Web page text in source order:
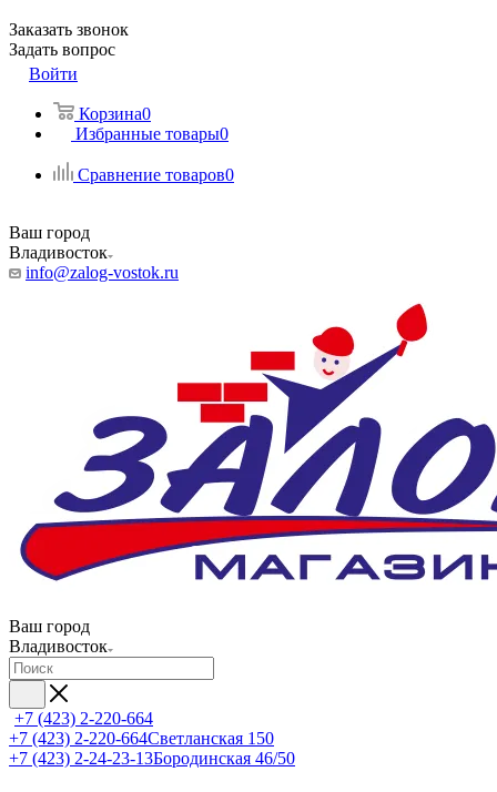
Заказать звонок
Задать вопрос
Войти
Корзина0
Избранные товары0
Сравнение товаров0
Ваш город
Владивосток
info@zalog-vostok.ru
Ваш город
Владивосток
+7 (423) 2-220-664
+7 (423) 2-220-664Светланская 150
+7 (423) 2-24-23-13Бородинская 46/50